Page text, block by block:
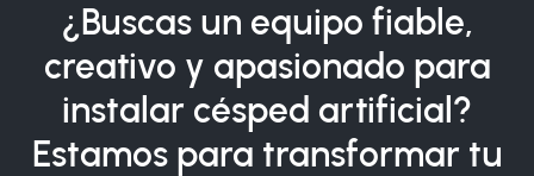
¿Buscas un equipo fiable,
creativo y apasionado para
instalar césped artificial?
Estamos para transformar tu